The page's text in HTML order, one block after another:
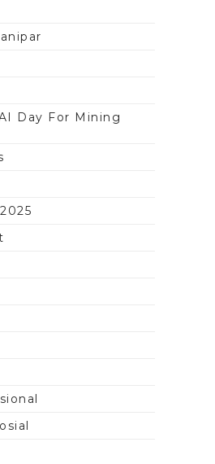
Day For Mining